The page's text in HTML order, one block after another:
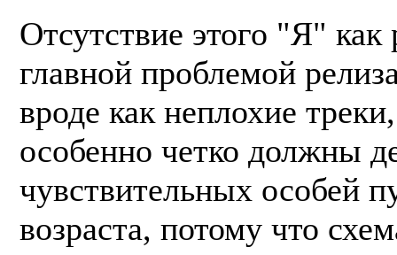
Отсутствие этого "Я" как
главной проблемой
вроде как неплохие
особенно четко должны
чувствительных особей
возраста, потому что